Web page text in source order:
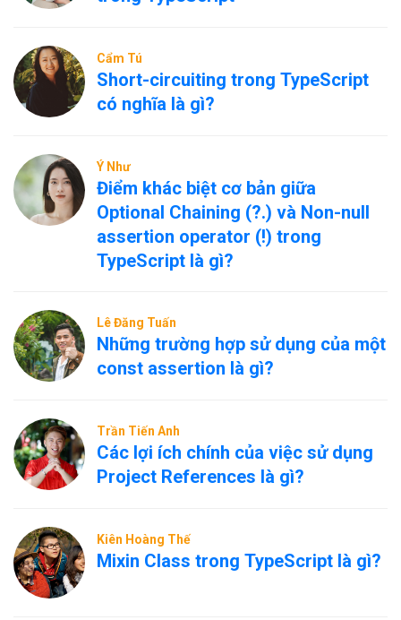
Cẩm Tú
Short-circuiting trong TypeScript
có nghĩa là gì?
Ý Như
Điểm khác biệt cơ bản giữa
Optional Chaining (?.) và Non-null
assertion operator (!) trong
TypeScript là gì?
Lê Đăng Tuấn
Những trường hợp sử dụng của một
const assertion là gì?
Trần Tiến Anh
Các lợi ích chính của việc sử dụng
Project References là gì?
Kiên Hoàng Thế
Mixin Class trong TypeScript là gì?